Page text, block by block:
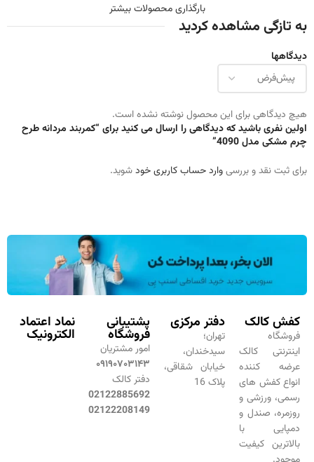
بارگذاری محصولات بیشتر
به تازگی مشاهده کردید
دیدگاهها
هیچ دیدگاهی برای این محصول نوشته نشده است.
اولین نفری باشید که دیدگاهی را ارسال می کنید برای “کمربند مردانه طرح
چرم مشکی مدل 4090”
برای ثبت نقد و بررسیوارد حساب کاربری خودشوید.
کفش کالک
فروشگاه
اینترنتی کالک
عرضه کننده
انواع کفش های
رسمی، ورزشی و
روزمره، صندل و
دمپایی با
بالاترین کیفیت
دفتر مرکزی
تهران؛
سیدخندان،
خیابان شقاقی،
پلاک 16
پشتیبانی
فروشگاه
امور مشتریان
۰۹۱۹۰۷۰۳۱۴۳
دفتر کالک
02122885692
02122208149
نماد اعتماد
الکترونیک